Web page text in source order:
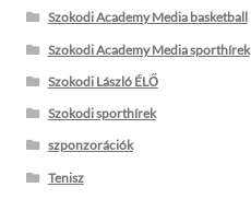
Szokodi Academy Media basketball
Szokodi Academy Media sporthírek
Szokodi László ÉLŐ
Szokodi sporthírek
szponzorációk
Tenisz